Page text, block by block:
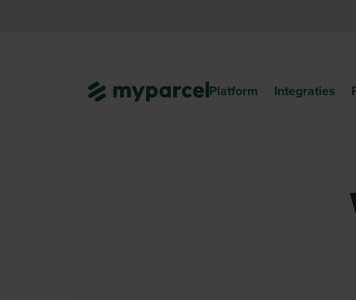
Platform Integraties